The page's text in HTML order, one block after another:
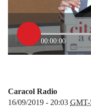
00:00:00
Caracol Radio
16/09/2019 - 20:03